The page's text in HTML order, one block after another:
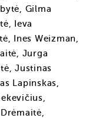
Gilma
Ieva
Ines Weizman,
Jurga
Justinas
Lapinskas,